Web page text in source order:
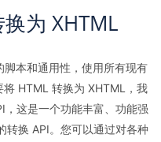
为 XHTML
本和通用性，使用所有现有
HTML 转换为 XHTML，我
，这是一个功能丰富、功能强
转换 API。您可以通过对各种